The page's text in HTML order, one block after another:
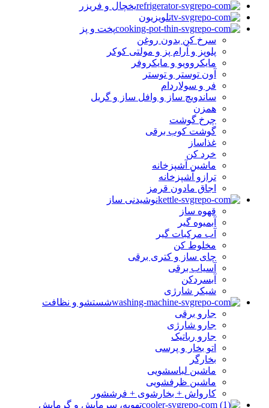
یخچال و فریزر
تلویزیون
پخت و پز
سرخ کن بدون روغن
پلوپز و آرام پز و مولتی کوکر
مایکروویو و مایکروفر
آون توستر و توستر
فر و سولاردام
ساندویچ ساز و وافل ساز و گریل
همزن
چرخ گوشت
گوشت کوب برقی
غذاساز
خرد کن
ماشین آشپزخانه
ترازو آشپزخانه
اجاق مادون قرمز
نوشیدنی ساز
قهوه ساز
آبمیوه گیر
آب مرکبات گیر
مخلوط کن
چای ساز و کتری برقی
آسیاب برقی
آبسردکن
شیکر شارژی
شستشو و نظافت
جارو برقی
جارو شارژی
جارو رباتیک
اتو بخار و پرسی
بخارگر
ماشین لباسشویی
ماشین ظرفشویی
کارواش + بخارشوی + فرششور
تهویه، سرمایش و گرمایش